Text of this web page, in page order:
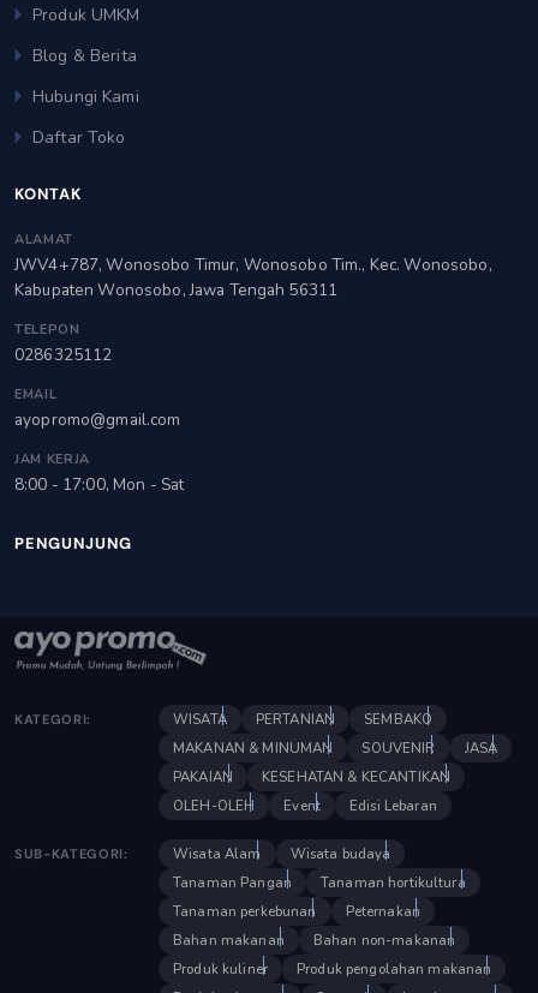
Produk UMKM
Blog & Berita
Hubungi Kami
Daftar Toko
KONTAK
ALAMAT
JWV4+787, Wonosobo Timur, Wonosobo Tim., Kec. Wonosobo,
Kabupaten Wonosobo, Jawa Tengah 56311
TELEPON
0286325112
EMAIL
ayopromo@gmail.com
JAM KERJA
8:00 - 17:00, Mon - Sat
PENGUNJUNG
KATEGORI: WISATA PERTANIAN
SEMBAKO
MAKANAN & MINUMAN
SOUVENIR
JASA
PAKAIAN
KESEHATAN & KECANTIKAN
OLEH-OLEH
Event Edisi Lebaran
SUB-KATEGORI: Wisata Alam
Wisata budaya
Tanaman Pangan
Tanaman hortikultura
Tanaman perkebunan
Peternakan
Bahan makanan
Bahan non-makanan
Produk kuliner
Produk pengolahan makanan